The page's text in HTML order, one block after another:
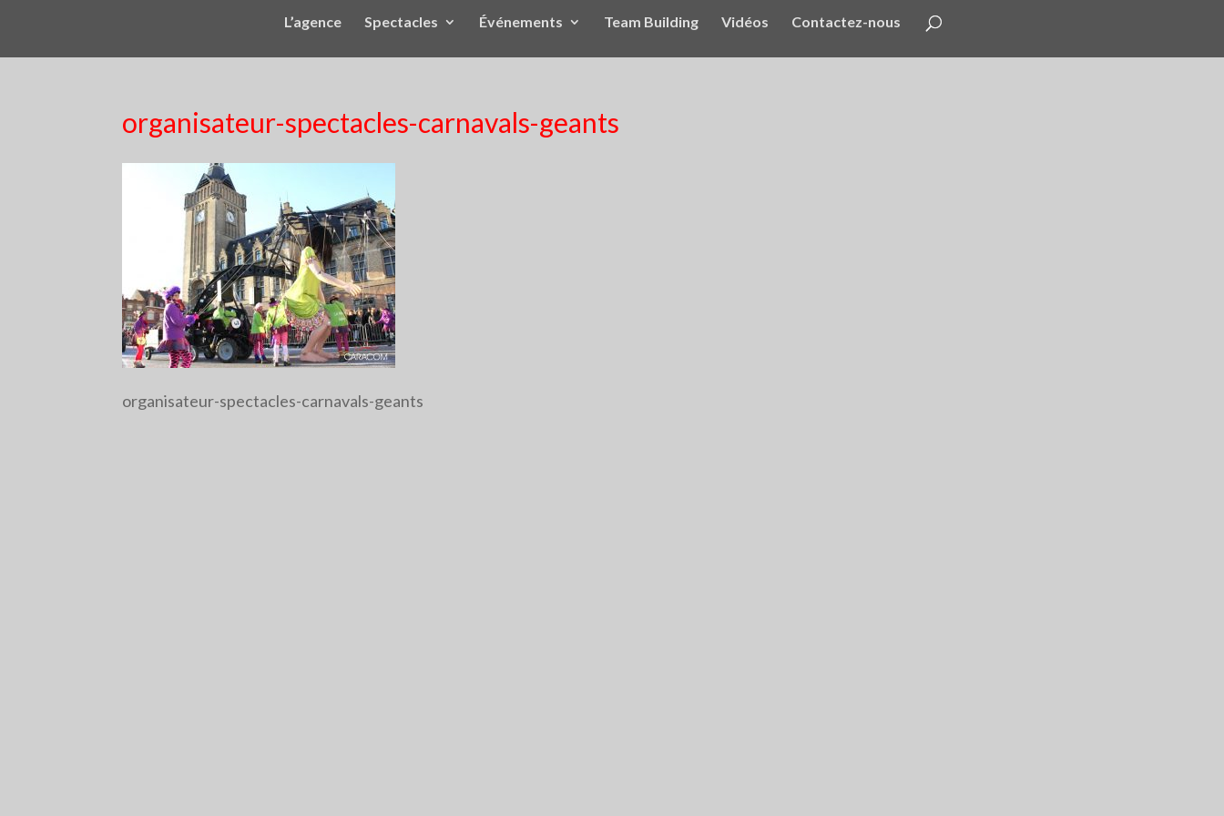
L’agence Spectacles Événements Team Building Vidéos Contactez-nous
organisateur-spectacles-carnavals-geants
organisateur-spectacles-carnavals-geants